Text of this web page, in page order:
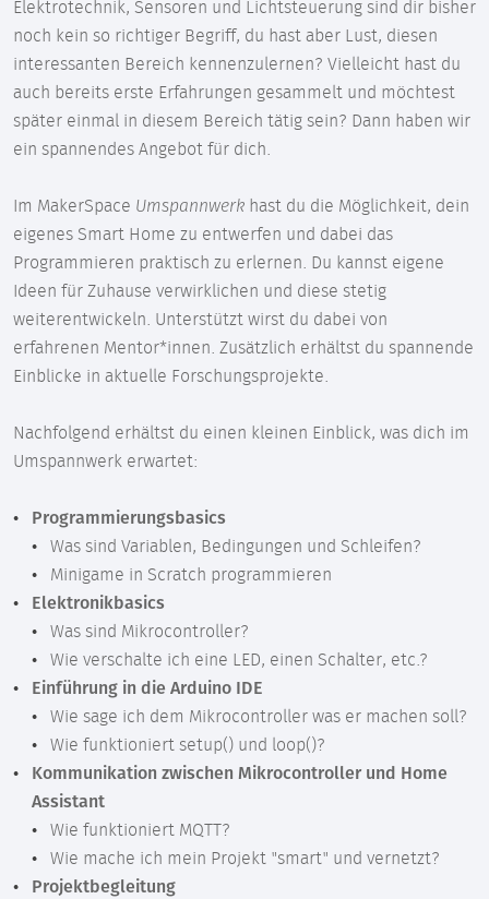
Elektrotechnik, Sensoren und Lichtsteuerung sind dir bisher
noch kein so richtiger Begriff, du hast aber Lust, diesen
interessanten Bereich kennenzulernen? Vielleicht hast du
auch bereits erste Erfahrungen gesammelt und möchtest
später einmal in diesem Bereich tätig sein? Dann haben wir
ein spannendes Angebot für dich.
Im MakerSpace Umspannwerk hast du die Möglichkeit, dein
eigenes Smart Home zu entwerfen und dabei das
Programmieren praktisch zu erlernen. Du kannst eigene
Ideen für Zuhause verwirklichen und diese stetig
weiterentwickeln. Unterstützt wirst du dabei von
erfahrenen Mentor*innen. Zusätzlich erhältst du spannende
Einblicke in aktuelle Forschungsprojekte.
Nachfolgend erhältst du einen kleinen Einblick, was dich im
Umspannwerk erwartet:
Programmierungsbasics
Was sind Variablen, Bedingungen und Schleifen?
Minigame in Scratch programmieren
Elektronikbasics
Was sind Mikrocontroller?
Wie verschalte ich eine LED, einen Schalter, etc.?
Einführung in die Arduino IDE
Wie sage ich dem Mikrocontroller was er machen soll?
Wie funktioniert setup() und loop()?
Kommunikation zwischen Mikrocontroller und Home
Assistant
Wie funktioniert MQTT?
Wie mache ich mein Projekt "smart" und vernetzt?
Projektbegleitung